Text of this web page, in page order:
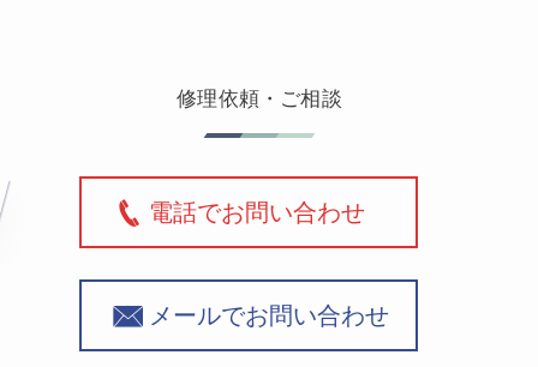
修理依頼・ご相談
電話でお問い合わせ
メールでお問い合わせ